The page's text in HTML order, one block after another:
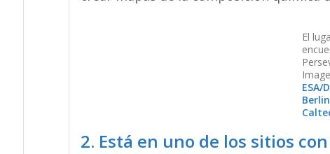
El
ESA/
2. Está en uno de los sitios